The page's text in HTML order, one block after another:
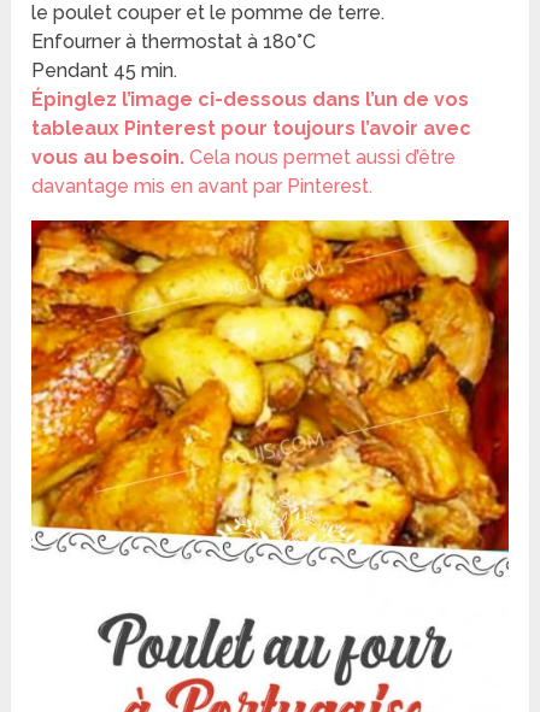
le poulet couper et le pomme de terre.
Enfourner à thermostat à 180°C
Pendant 45 min.
Épinglez l’image ci-dessous dans l’un de vos
tableaux Pinterest pour toujours l’avoir avec
vous au besoin.Cela nous permet aussi d’être
davantage mis en avant par Pinterest.